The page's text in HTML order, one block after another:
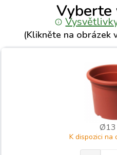
Vyberte
(Klikněte na obrázek
Ø13
K dispozici na